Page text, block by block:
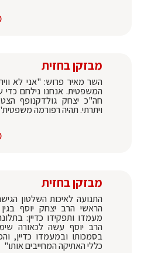
מבזקן בחזית
השר מאיר פרוש: "אני לא
המשפטית. אנחנו נילחם כדי
חה"כ יצחק גולדקנופף
ויתרתי. תהיה רפורמה
מבזקן בחזית
התנועה לאיכות השלטון
הראשי הרב יצחק יוסף
מעמדו ותפקידו כדיין:
הרב יוסף עשה לכאורה
בסמכותו ובמעמדו כדיין,
כללי האתיקה המחייבים אותו"